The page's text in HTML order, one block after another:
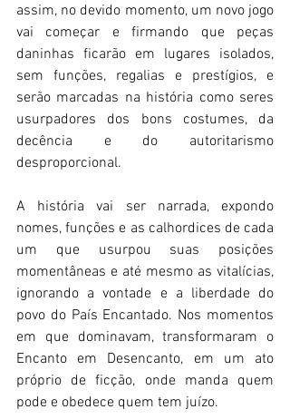
assim, no devido momento, um novo jogo
vai começar e firmando que peças
daninhas ficarão em lugares isolados,
sem funções, regalias e prestígios, e
serão marcadas na história como seres
usurpadores dos bons costumes, da
decência e do autoritarismo
desproporcional.
A história vai ser narrada, expondo
nomes, funções e as calhordices de cada
um que usurpou suas posições
momentâneas e até mesmo as vitalícias,
ignorando a vontade e a liberdade do
povo do País Encantado. Nos momentos
em que dominavam, transformaram o
Encanto em Desencanto, em um ato
próprio de ficção, onde manda quem
pode e obedece quem tem juízo.